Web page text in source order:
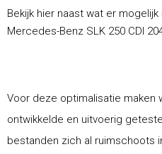
Bekijk hier naast wat er mogelijk
Mercedes-Benz SLK 250 CDI
Voor deze optimalisatie maken
ontwikkelde en uitvoerig
bestanden zich al ruimschoots